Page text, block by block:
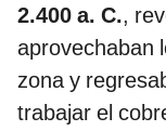
2.400 a. C.,
aprovechaban
zona y
trabajar el